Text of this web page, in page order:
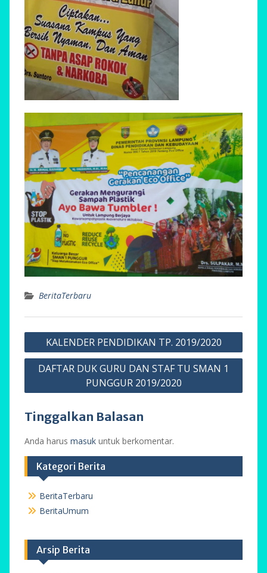
BeritaTerbaru
Navigasi
pos
KALENDER PENDIDIKAN TP. 2019/2020
DAFTAR DUK GURU DAN STAF TU SMAN 1
PUNGGUR 2019/2020
Tinggalkan Balasan
Anda harus masukuntuk berkomentar.
Kategori Berita
BeritaTerbaru
BeritaUmum
Arsip Berita